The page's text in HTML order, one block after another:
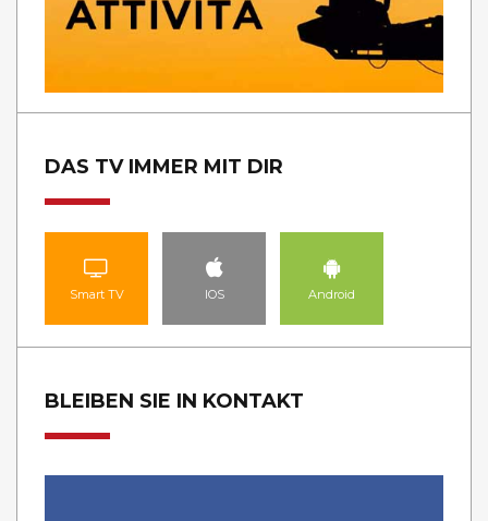
DAS TV IMMER MIT DIR
Smart TV IOS Android
BLEIBEN SIE IN KONTAKT